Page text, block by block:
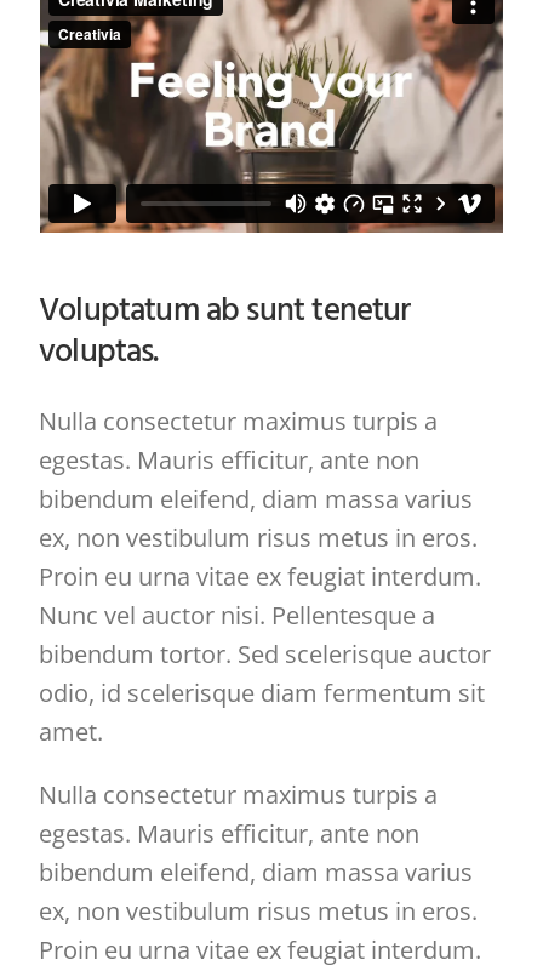
Voluptatum ab sunt tenetur
voluptas.
Nulla consectetur maximus turpis a
egestas. Mauris efficitur, ante non
bibendum eleifend, diam massa varius
ex, non vestibulum risus metus in eros.
Proin eu urna vitae ex feugiat interdum.
Nunc vel auctor nisi. Pellentesque a
bibendum tortor. Sed scelerisque auctor
odio, id scelerisque diam fermentum sit
amet.
Nulla consectetur maximus turpis a
egestas. Mauris efficitur, ante non
bibendum eleifend, diam massa varius
ex, non vestibulum risus metus in eros.
Proin eu urna vitae ex feugiat interdum.